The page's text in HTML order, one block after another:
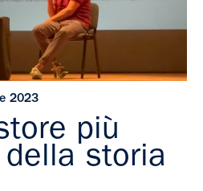
2023
più
storia